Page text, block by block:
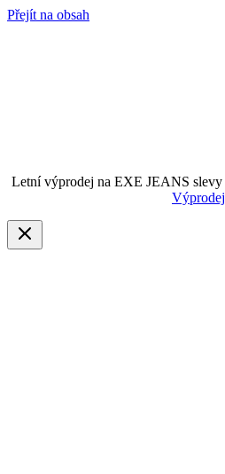
Přejít na obsah
Letní výprodej na EXE JEANS slevy
Výprodej